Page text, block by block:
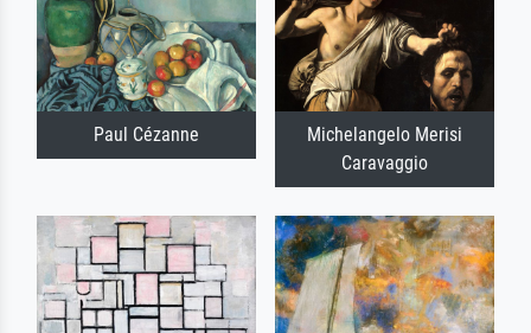
Paul Cézanne
Michelangelo Merisi
Caravaggio